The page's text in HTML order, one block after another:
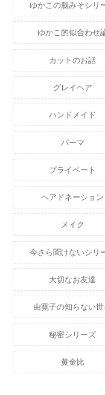
ゆかこの脳みそシリ
ゆかこ的似合わせ
カットのお話
グレイヘア
ハンドメイド
パーマ
プライベート
ヘアドネーション
メイク
今さら聞けないシリ
大切なお友達
由寛子の知らない世
秘密シリーズ
黄金比